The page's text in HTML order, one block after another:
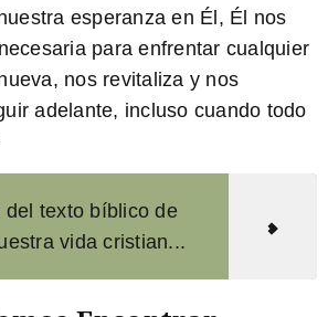
esperanza en Él, Él nos
para enfrentar cualquier
nos revitaliza y nos
adelante, incluso cuando todo
del texto bíblico de
vida cristian...